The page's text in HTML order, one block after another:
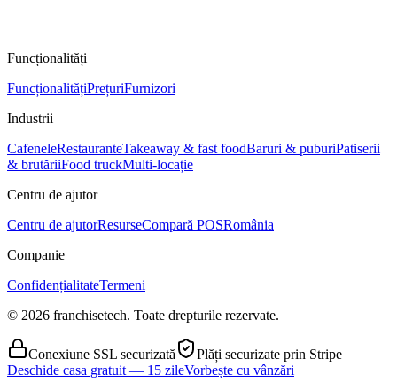
Funcționalități
FuncționalitățiPrețuriFurnizori
Industrii
CafeneleRestauranteTakeaway & fast foodBaruri & puburiPatiserii
& brutăriiFood truckMulti-locație
Centru de ajutor
Centru de ajutorResurseCompară POSRomânia
Companie
ConfidențialitateTermeni
© 2026 franchisetech. Toate drepturile rezervate.
Conexiune SSL securizată
Plăți securizate prin Stripe
Deschide casa gratuit — 15 zileVorbește cu vânzări